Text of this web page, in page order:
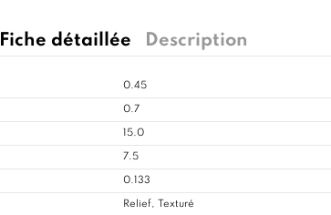
Fiche détaillée Description
0.45
0.7
15.0
7.5
0.133
Relief, Texturé